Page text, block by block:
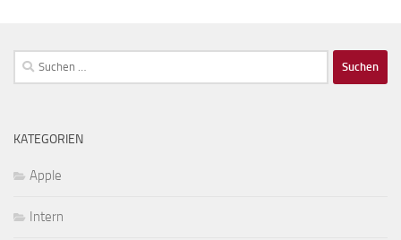
Suchen
nach:
KATEGORIEN
Apple
Intern